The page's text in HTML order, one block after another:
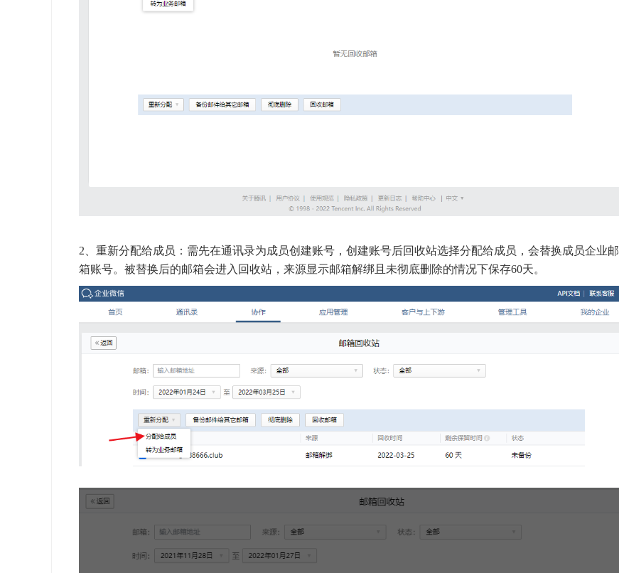
2、重新分配给成员：需先在通讯录为成员创建账号，创建账号后回收站选择分配给成员，会替换成员企业邮
箱账号。被替换后的邮箱会进入回收站，来源显示邮箱解绑且未彻底删除的情况下保存60天。